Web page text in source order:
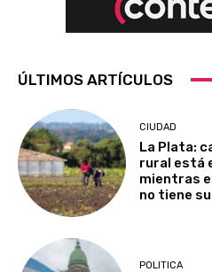
ÚLTIMOS ARTÍCULOS
CIUDAD
La Plata:
rural está
mientras
no tiene
POLITICA